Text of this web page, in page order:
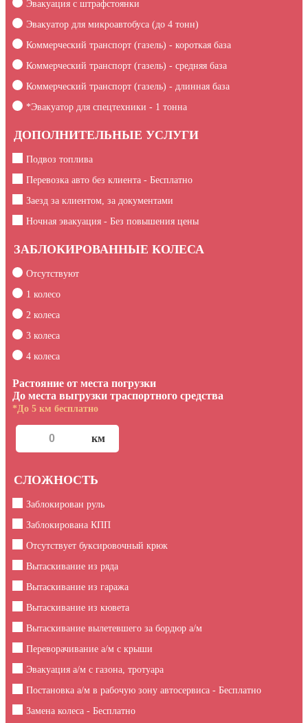
Эвакуация c штрафстоянки
Эвакуатор для микроавтобуса (до 4 тонн)
Коммерческий транспорт (газель) - короткая база
Коммерческий транспорт (газель) - средняя база
Коммерческий транспорт (газель) - длинная база
*Эвакуатор для спецтехники - 1 тонна
ДОПОЛНИТЕЛЬНЫЕ УСЛУГИ
Подвоз топлива
Перевозка авто без клиента - Бесплатно
Заезд за клиентом, за документами
Ночная эвакуация - Без повышения цены
ЗАБЛОКИРОВАННЫЕ КОЛЕСА
Отсутствуют
1 колесо
2 колеса
3 колеса
4 колеса
Растояние от места погрузки
До места выгрузки траспортного средства
*До 5 км бесплатно
СЛОЖНОСТЬ
Заблокирован руль
Заблокирована КПП
Отсутствует буксировочный крюк
Вытаскивание из ряда
Вытаскивание из гаража
Вытаскивание из кювета
Вытаскивание вылетевшего за бордюр а/м
Переворачивание а/м с крыши
Эвакуация а/м с газона, тротуара
Постановка а/м в рабочую зону автосервиса - Бесплатно
Замена колеса - Бесплатно